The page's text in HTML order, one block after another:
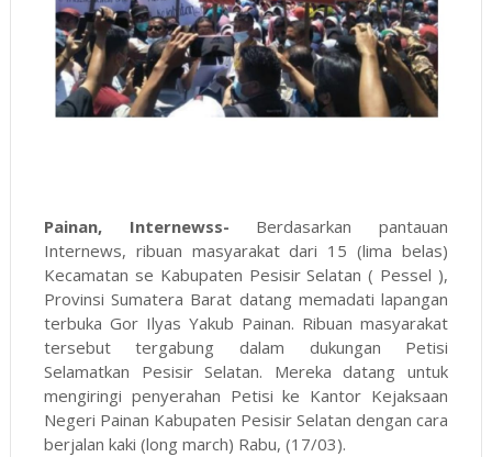
Painan, Internewss- Berdasarkan pantauan
Internews, ribuan masyarakat dari 15 (lima belas)
Kecamatan se Kabupaten Pesisir Selatan ( Pessel ),
Provinsi Sumatera Barat datang memadati lapangan
terbuka Gor Ilyas Yakub Painan. Ribuan masyarakat
tersebut tergabung dalam dukungan Petisi
Selamatkan Pesisir Selatan. Mereka datang untuk
mengiringi penyerahan Petisi ke Kantor Kejaksaan
Negeri Painan Kabupaten Pesisir Selatan dengan cara
berjalan kaki (long march) Rabu, (17/03).